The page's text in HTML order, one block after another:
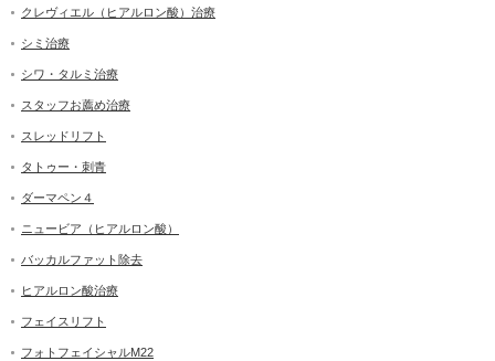
クレヴィエル（ヒアルロン酸）治療
シミ治療
シワ・タルミ治療
スタッフお薦め治療
スレッドリフト
タトゥー・刺青
ダーマペン４
ニュービア（ヒアルロン酸）
バッカルファット除去
ヒアルロン酸治療
フェイスリフト
フォトフェイシャルM22